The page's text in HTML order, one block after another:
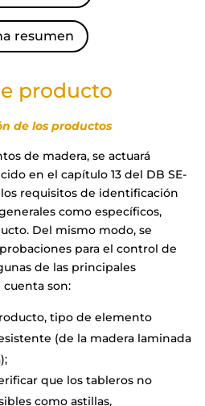
resumen
producto
de los productos
de madera, se actuará
en el capítulo 13 del DB SE-
requisitos de identificación
como específicos,
Del mismo modo, se
para el control de
de las principales
son:
tipo de elemento
(de la madera laminada
que los tableros no
como astillas,